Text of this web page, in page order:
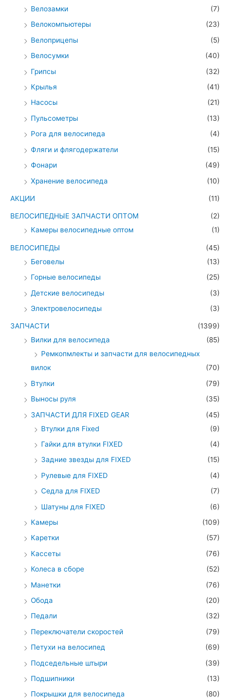
Велозамки
(7)
Велокомпьютеры
(23)
Велоприцепы
(5)
Велосумки
(40)
Грипсы
(32)
Крылья
(41)
Насосы
(21)
Пульсометры
(13)
Рога для велосипеда
(4)
Фляги и флягодержатели
(15)
Фонари
(49)
Хранение велосипеда
(10)
АКЦИИ (11)
ВЕЛОСИПЕДНЫЕ ЗАПЧАСТИ ОПТОМ
(2)
Камеры велосипедные оптом
(1)
ВЕЛОСИПЕДЫ
(45)
Беговелы
(13)
Горные велосипеды
(25)
Детские велосипеды
(3)
Электровелосипеды
(3)
ЗАПЧАСТИ
(1399)
Вилки для велосипеда
(85)
Ремкопмлекты и запчасти для велосипедных
вилок
(70)
Втулки
(79)
Выносы руля
(35)
ЗАПЧАСТИ ДЛЯ FIXED GEAR
(45)
Втулки для Fixed
(9)
Гайки для втулки FIXED
(4)
Задние звезды для FIXED
(15)
Рулевые для FIXED
(4)
Седла для FIXED
(7)
Шатуны для FIXED
(6)
Камеры
(109)
Каретки
(57)
Кассеты
(76)
Колеса в сборе
(52)
Манетки
(76)
Обода
(20)
Педали
(32)
Переключатели скоростей
(79)
Петухи на велосипед
(69)
Подседельные штыри
(39)
Подшипники
(13)
Покрышки для велосипеда
(80)